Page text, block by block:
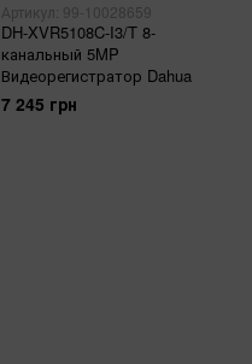
Артикул: 99-10028659
DH-XVR5108C-I3/T 8-
канальный 5MP
Видеорегистратор Dahua
7 245 грн